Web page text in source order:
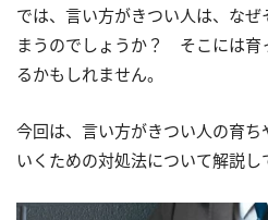
では、言い方がきつい人は、な
まうのでしょうか？ そこには育
るかもしれません。
今回は、言い方がきつい人の育
いくための対処法について解説し